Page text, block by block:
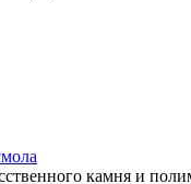
камня и